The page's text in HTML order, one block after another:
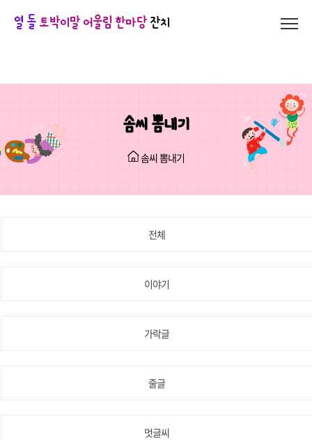
열 돌 토박이말 어울림 한마당잔치
솜씨 뽐내기
솜씨 뽐내기
전체
이야기
가락글
줄글
멋글씨